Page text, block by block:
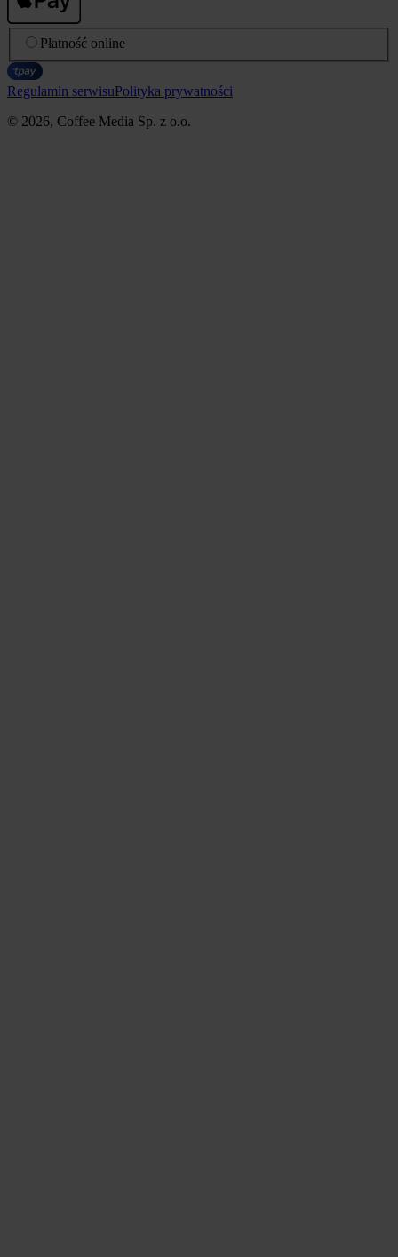
Płatność online
Regulamin serwisuPolityka prywatności
© 2026, Coffee Media Sp. z o.o.